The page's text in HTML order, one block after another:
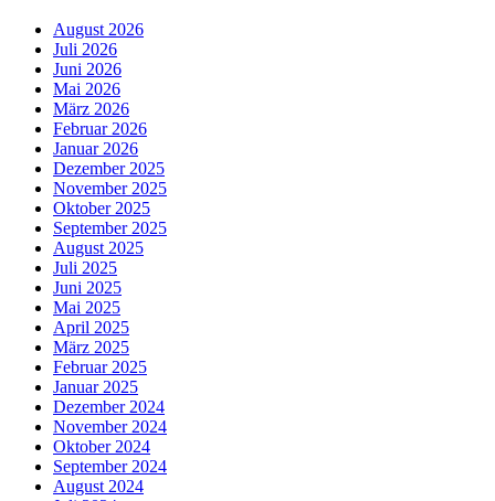
August 2026
Juli 2026
Juni 2026
Mai 2026
März 2026
Februar 2026
Januar 2026
Dezember 2025
November 2025
Oktober 2025
September 2025
August 2025
Juli 2025
Juni 2025
Mai 2025
April 2025
März 2025
Februar 2025
Januar 2025
Dezember 2024
November 2024
Oktober 2024
September 2024
August 2024